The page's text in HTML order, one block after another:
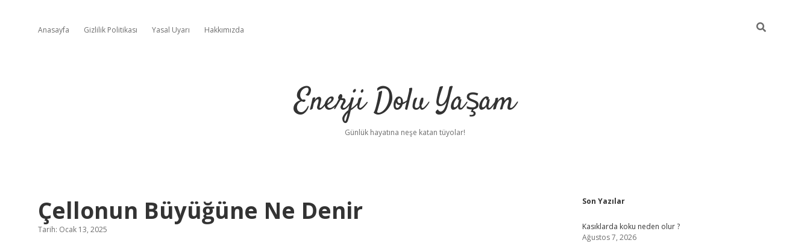
Anasayfa Gizlilik Politikası Yasal Uyarı Hakkımızda
Enerji Dolu Yaşam
Günlük hayatına neşe katan tüyolar!
Çellonun Büyüğüne Ne Denir
Tarih: Ocak 13, 2025
Sidebar
Son Yazılar
Kasıklarda koku neden olur ?
Ağustos 7, 2026